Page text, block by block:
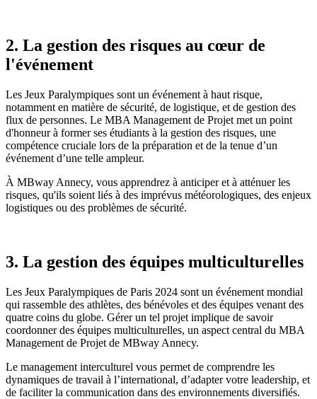
2. La gestion des risques au cœur de
l'événement
Les Jeux Paralympiques sont un événement à haut risque,
notamment en matière de sécurité, de logistique, et de gestion des
flux de personnes. Le MBA Management de Projet met un point
d'honneur à former ses étudiants à la gestion des risques, une
compétence cruciale lors de la préparation et de la tenue d’un
événement d’une telle ampleur.
À MBway Annecy, vous apprendrez à anticiper et à atténuer les
risques, qu'ils soient liés à des imprévus météorologiques, des enjeux
logistiques ou des problèmes de sécurité.
3. La gestion des équipes multiculturelles
Les Jeux Paralympiques de Paris 2024 sont un événement mondial
qui rassemble des athlètes, des bénévoles et des équipes venant des
quatre coins du globe. Gérer un tel projet implique de savoir
coordonner des équipes multiculturelles, un aspect central du MBA
Management de Projet de MBway Annecy.
Le management interculturel vous permet de comprendre les
dynamiques de travail à l’international, d’adapter votre leadership, et
de faciliter la communication dans des environnements diversifiés.